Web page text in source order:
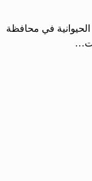
في محافظة